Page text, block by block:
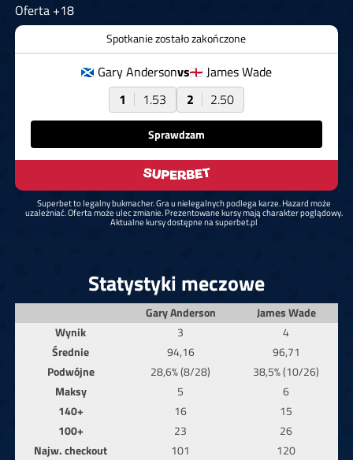
Oferta +18
Spotkanie zostało zakończone
Gary Andersonvs
James Wade
1
1.53 2 2.50
Sprawdzam
Superbet to legalny bukmacher. Gra u nielegalnych podlega karze. Hazard może
uzależniać. Oferta może ulec zmianie. Prezentowane kursy mają charakter poglądowy.
Aktualne kursy dostępne na superbet.pl
Statystyki meczowe
Gary Anderson
James Wade
Wynik
3
4
Średnie
94,16
96,71
Podwójne
28,6% (8/28)
38,5% (10/26)
Maksy
5
6
140+
16
15
100+
23
26
Najw. checkout
101 120